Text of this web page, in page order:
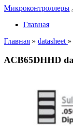
Микроконтроллеры
Главная
Главная » datasheet »
ACB65DHHD